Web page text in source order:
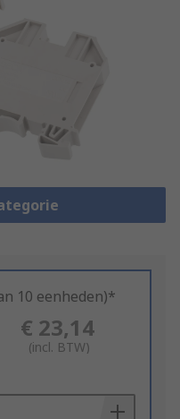
10 eenheden)*
€ 23,14
(incl. BTW)